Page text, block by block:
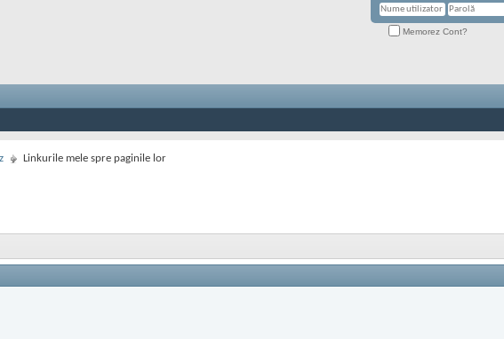
Memorez Cont?
Linkurile mele spre paginile lor